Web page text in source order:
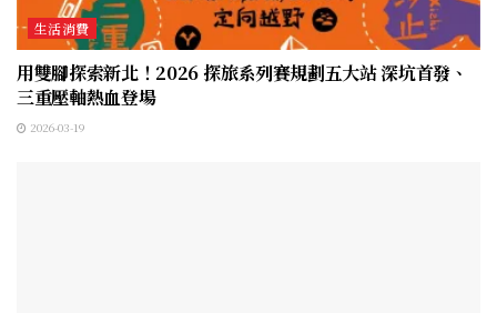
生活消費
用雙腳探索新北！2026 探旅系列賽規劃五大站 深坑首發、
三重壓軸熱血登場
2026-03-19